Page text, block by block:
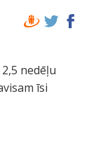
nedēļu
īsi